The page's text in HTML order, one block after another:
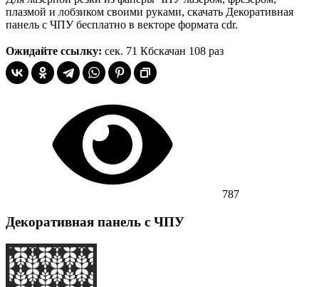
плазмой и лобзиком своими руками, скачать Декоративная
панель с ЧПУ бесплатно в векторе формата cdr.
Ожидайте ссылку: сек. 71 Кбскачан 108 раз
787
Декоративная панель с ЧПУ